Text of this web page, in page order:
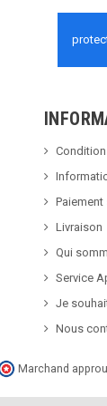
Livraison
Qui
Service
Je
Nous
Marchand